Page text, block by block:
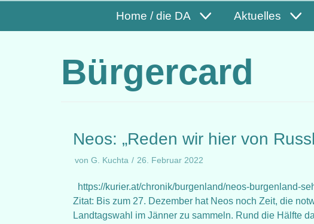
Home / die DA Aktuelles
Bürgercard
Neos: „Reden wir hier von
von G. Kuchta 26. Februar 2022
https://kurier.at/chronik/burgenland/neos-burgenland-
Zitat: Bis zum 27. Dezember hat Neos noch Zeit, die
Landtagswahl im Jänner zu sammeln. Rund die Hälfte